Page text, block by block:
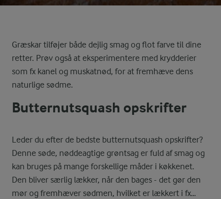
Græskar tilføjer både dejlig smag og flot farve til dine
retter. Prøv også at eksperimentere med krydderier
som fx kanel og muskatnød, for at fremhæve dens
naturlige sødme.
Butternutsquash opskrifter
Leder du efter de bedste butternutsquash opskrifter?
Denne søde, nøddeagtige grøntsag er fuld af smag og
kan bruges på mange forskellige måder i køkkenet.
Den bliver særlig lækker, når den bages - det gør den
mør og fremhæver sødmen, hvilket er lækkert i fx